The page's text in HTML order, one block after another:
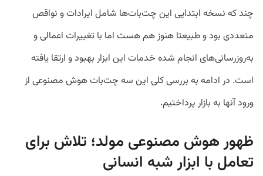
چند که نسخه ابتدایی این چت‌بات‌ها شامل ایرادات و نواقص
متعددی بود و طبیعتا هنوز هم هست اما با تغییرات اعمالی و
به‌روزرسانی‌های انجام شده خدمات این ابزار بهبود و ارتقا یافته
است. در ادامه به بررسی کلی این سه چت‌بات هوش مصنوعی از
ورود آنها به بازار پرداختیم.
ظهور هوش مصنوعی مولد؛ تلاش برای
تعامل با ابزار شبه انسانی